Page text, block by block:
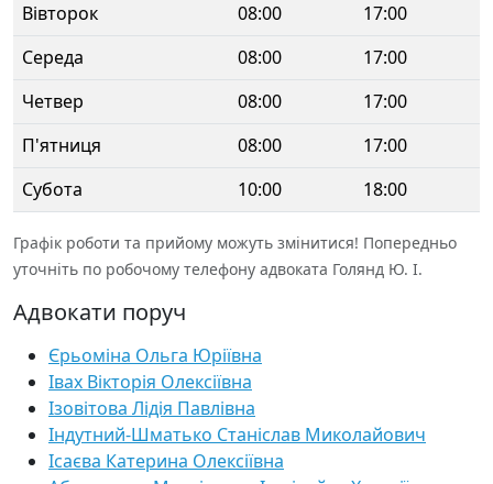
Вівторок
08:00
17:00
Середа
08:00
17:00
Четвер
08:00
17:00
П'ятниця
08:00
17:00
Субота
10:00 18:00
Графік роботи та прийому можуть змінитися! Попередньо
уточніть по робочому телефону адвоката Голянд Ю. І.
Адвокати поруч
Єрьоміна Ольга Юріївна
Івах Вікторія Олексіївна
Ізовітова Лідія Павлівна
Індутний-Шматько Станіслав Миколайович
Ісаєва Катерина Олексіївна